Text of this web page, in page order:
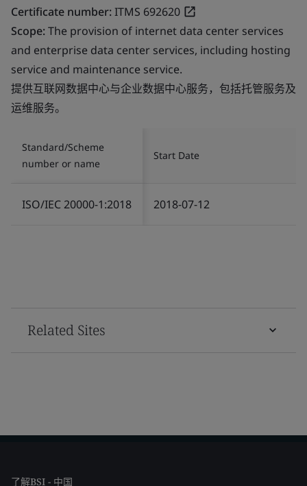
Certificate number:ITMS 692620
Scope:The provision of internet data center services
and enterprise data center services, including hosting
service and maintenance service.
提供互联网数据中心与企业数据中心服务，包括托管服务及
运维服务。
Standard/Scheme
number or name
Start Date
ISO/IEC 20000-1:2018 2018-07-12
Related Sites
了解BSI - 中国